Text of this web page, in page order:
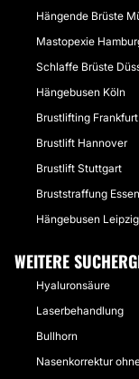
Hängende Brüste
Mastopexie
Schlaffe Brüste
Hängebusen Köln
Brustlifting
Brustlift Hannover
Brustlift Stuttgart
Bruststraffung Essen
Hängebusen Leipzig
WEITERE
Hyaluronsäure
Laserbehandlung
Bullhorn
Nasenkorrektur